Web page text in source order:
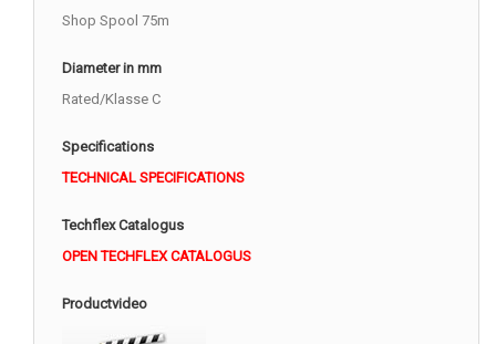
Shop Spool 75m
Diameter in mm
Rated/Klasse C
Specifications
TECHNICAL SPECIFICATIONS
Techflex Catalogus
OPEN TECHFLEX CATALOGUS
Productvideo